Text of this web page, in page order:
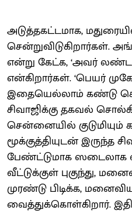
அடுத்தகட்டமாக,
சென்றுவிடுகிறார்கள்.
என்று கேட்க, ‘அவர்
என்கிறார்கள். ‘பெயர்
இதையெல்லாம் கண்டு
சிவாஜிக்கு தகவல்
சென்னையில் குடுமியும்
மூக்குத்தியுடன் இருந்த
பேண்ட்டுமாக ஸடைலாக
வீட்டுக்குள் புகுந்து,
முரண்டு பிடிக்க,
வைத்துக்கொள்கிறார்.